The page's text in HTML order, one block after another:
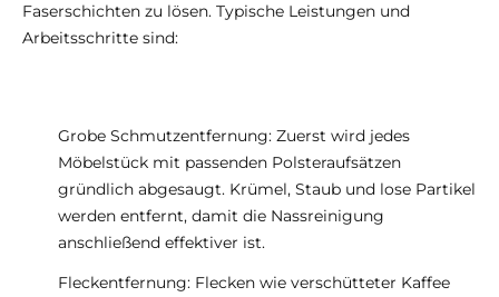
Faserschichten zu lösen. Typische Leistungen und
Arbeitsschritte sind:
Grobe Schmutzentfernung: Zuerst wird jedes
Möbelstück mit passenden Polsteraufsätzen
gründlich abgesaugt. Krümel, Staub und lose Partikel
werden entfernt, damit die Nassreinigung
anschließend effektiver ist.
Fleckentfernung: Flecken wie verschütteter Kaffee